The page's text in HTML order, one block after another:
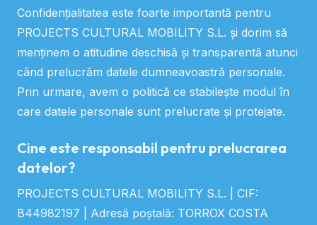
Confidențialitatea este foarte importantă pentru
PROJECTS CULTURAL MOBILITY S.L. și dorim să
menținem o atitudine deschisă și transparentă atunci
când prelucrăm datele dumneavoastră personale.
Prin urmare, avem o politică ce stabilește modul în
care datele personale sunt prelucrate și protejate.
Cine este responsabil pentru prelucrarea
datelor?
PROJECTS CULTURAL MOBILITY S.L. | CIF:
B44982197 | Adresă poștală: TORROX COSTA